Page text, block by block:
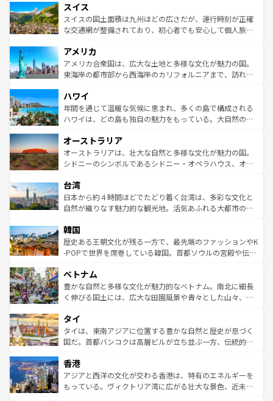
れる地方に足を運ぶとそれぞれで全く異なる文化を体験で
きるだろう。 なお、新着のフランス情報はコンテンツ一覧
を参照してほしい。
は、お酒好きな人にはぜひ体験してほしい。 なお、新着の
ドイツ情報はコンテンツ一覧を参照してほしい。
リアごとに異なる魅力がある。また、優雅なアフタヌーン
ティー、ビール好きにはたまらない英国パブ、サッカー観
戦など、本場だからこそできる体験も豊富。イギリスを旅
ンツ一覧を参照してほしい。
スイス
スイスの国土面積は九州ほどの広さだが、運行時刻が正確
な交通網が整備されており、初心者でも安心して個人旅行
の建物がそのまま残る町や、スイスならではのユニークな
博物館もあり、アルプス観光だけでなく町歩きも満喫する
ことができる。国民の所得が高いため物価も高いが、旅行
ば市内交通費無料で観光を楽しむこともできる。 なお、新
着のスイス情報はコンテンツ一覧 を参照してほしい。
アメリカ
アメリカ合衆国は、広大な土地と多様な文化が魅力の国。
東海岸の都市部から西海岸のカリフォルニアまで、訪れる
のような巨大都市は、観光、ショッピング、エンターテイ
ンメントが詰まった刺激的なスポットだ。一方、アメリカ
西部には大自然が広がり、グランドキャニオンやイエロー
部のニューオーリンズでは、音楽と美食が融合した独特の
文化が魅力。旅行者はアメリカの各地域で異なる魅力を楽
しみながら、その多様性と豊かな歴史を感じることができ
ならではの贅沢な旅のスタイルだ。 なお、新着のアメリカ
情報はコンテンツ一覧を参照してほしい。
ハワイ
年間を通じて温暖な気候に恵まれ、多くの島で構成される
ハワイは、どの島も独自の魅力をもっている。大自然の神
ワイ島は見逃せない。また、定番の観光地といえばオアフ
島だが、静かな自然を求めるならマウイ島やカウアイ島が
おすすめ。エメラルドグリーンに輝く海をはじめ、豊かな
れるおもてなしの心で訪れる人々を迎えてくれるハワイの
人々、おいしいローカルフードやハワイアンミュージッ
ク、伝統的なフラダンスなど、すべてがハワイの魅力を彩
ワイを、存分に味わってほしい。 なお、新着のハワイ情報
はコンテンツ一覧を参照してほしい。
オーストラリア
オーストラリアは、壮大な自然と多様な文化が魅力の国。
シドニーのシンボルであるシドニー・オペラハウス、オー
リアリーフや大陸中央部にそびえるウルル（エアーズロッ
ク）、タスマニアの美しい原生林やケアンズの熱帯雨林な
ど、見どころがたくさん。また、カフェやワイン、オージ
いる。アクティビティも充実しており、サーフィンやダイ
ビング、ハイキングなど、アウトドア好きにはたまらな
い。オーストラリアの多彩な魅力を存分に味わいつくそ
参照してほしい。
台湾
日本から約４時間ほどでたどり着く台湾は、多彩な文化と
自然が織りなす魅力的な観光地。活気あふれる大都市の台
ン）、静ひつな山岳地帯である台湾東部など、都市の喧騒
と山間の静けさが共存しており、訪れる人に新しい発見と
驚きをもたらしてくれる。また、奥深い台湾の食文化も魅
容にもいいと評判のスイーツなど、バラエティ豊かな料理
が味わえる。 なお、新着の台湾情報は コンテンツ一覧を参
照してほしい。
韓国
歴史ある王朝文化が残る一方で、最先端のファッションやK
-POPで世界を席巻している韓国。首都ソウルの宮殿や伝統
き、地方に足を延ばせば四季折々の自然美を楽しむことが
できる。そして、キムチや焼肉、絶品のストリートフード
まで、さまざまな韓国料理が待っている。夜には、韓国な
リティに包まれながら、韓国の多彩な魅力を心ゆくまで味
わってみてほしい。 なお、新着の韓国情報はコンテンツ一
覧を参照してほしい。
ベトナム
豊かな自然と多様な文化が魅力的なベトナム。南北に細長
く伸びる国土には、広大な田園風景や青々とした山々、世
急速な発展と共に伝統が息づく。ハノイの古い町並みやホ
ーチミン市のフランス統治時代の建物も、独特の雰囲気を
醸し出している。また、バラエティの豊かさとおいしさで
とつ。フォーやバインミー、ベトナムコーヒーなどは、ぜ
ひ現地で味わいたい。どの地域を訪れてもあたたかい人々
が旅行者を迎えてくれるので、きっと忘れられない旅にな
タイ
タイは、東南アジアに位置する豊かな自然と歴史が息づく
国だ。首都バンコクは高層ビルが立ち並ぶ一方、伝統的な
の活気が交差している。北部ではチェンマイなどの山岳地
帯で自然と触れ合い、南部ではプーケットやクラビの美し
いビーチでリゾート気分を楽しむことができる。タイ料理
香港
アジアと西洋の文化が交わる香港は、特有のエネルギーを
もっている。ヴィクトリア湾に広がる壮大な景色、近未来